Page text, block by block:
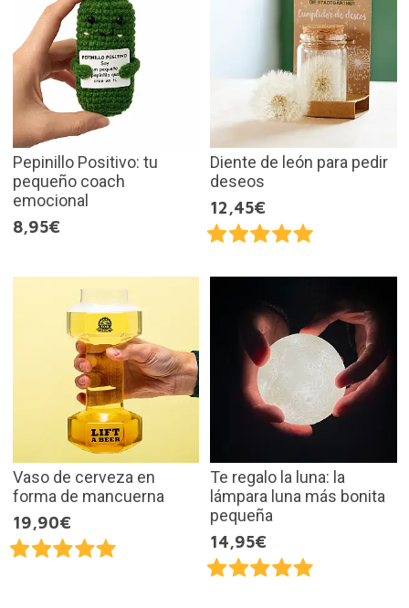
Pepinillo Positivo: tu
pequeño coach
emocional
8,95€
Diente de león para pedir
deseos
12,45€
Vaso de cerveza en
forma de mancuerna
19,90€
Te regalo la luna: la
lámpara luna más bonita
pequeña
14,95€